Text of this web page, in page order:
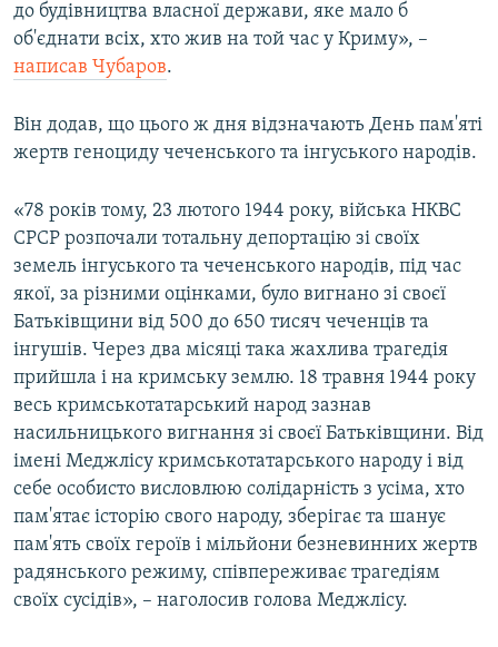
до будівництва власної держави, яке мало б
об'єднати всіх, хто жив на той час у Криму», –
написав Чубаров.
Він додав, що цього ж дня відзначають День пам'яті
жертв геноциду чеченського та інгуського народів.
«78 років тому, 23 лютого 1944 року, війська НКВС
СРСР розпочали тотальну депортацію зі своїх
земель інгуського та чеченського народів, під час
якої, за різними оцінками, було вигнано зі своєї
Батьківщини від 500 до 650 тисяч чеченців та
інгушів. Через два місяці така жахлива трагедія
прийшла і на кримську землю. 18 травня 1944 року
весь кримськотатарський народ зазнав
насильницького вигнання зі своєї Батьківщини. Від
імені Меджлісу кримськотатарського народу і від
себе особисто висловлюю солідарність з усіма, хто
пам'ятає історію свого народу, зберігає та шанує
пам'ять своїх героїв і мільйони безневинних жертв
радянського режиму, співпереживає трагедіям
своїх сусідів», – наголосив голова Меджлісу.